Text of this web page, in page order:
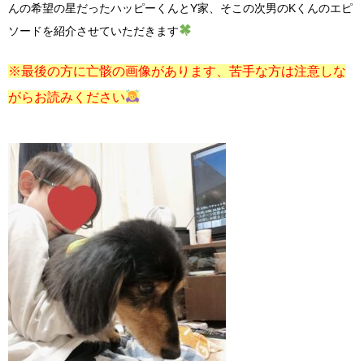
んの希望の星だったハッピーくんとY家、そこの次男のKくんのエピ
ソードを紹介させていただきます
※最後の方に亡骸の画像があります、苦手な方は注意しな
がらお読みください